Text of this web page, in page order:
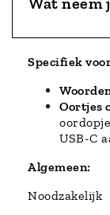
Specifiek
Oortjes
USB-C
Algemeen:
Noodzakelijk